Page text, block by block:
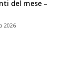
del mese –
2026